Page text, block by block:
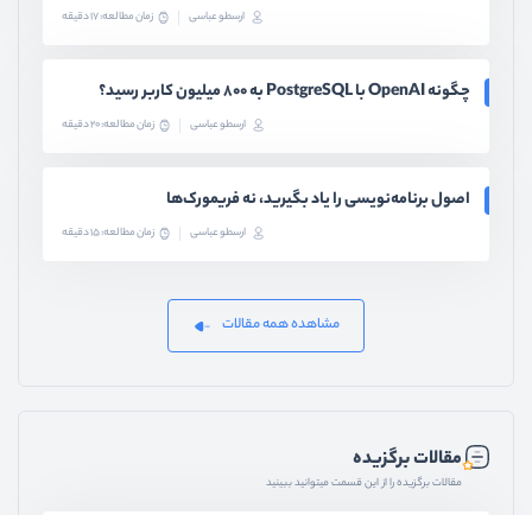
ارسطو عباسی زمان مطالعه: 17 دقیقه
چگونه OpenAI با PostgreSQL به ۸۰۰ میلیون کاربر رسید؟
ارسطو عباسی زمان مطالعه: 20 دقیقه
اصول برنامه‌نویسی را یاد بگیرید، نه فریمورک‌ها
ارسطو عباسی زمان مطالعه: 15 دقیقه
مشاهده همه مقالات
مقالات برگزیده
مقالات برگزیده را از این قسمت میتوانید ببینید